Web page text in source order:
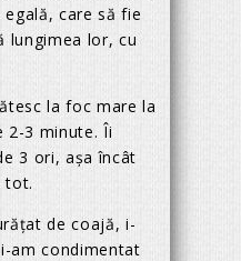
care să fie
lungimea lor, cu
la foc mare la
2-3 minute. Îi
3 ori, așa încât
tot.
de coajă, i-
am condimentat